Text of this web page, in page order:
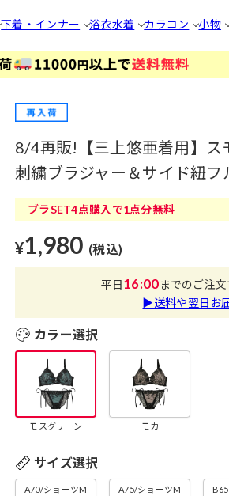
下着・インナー 浴衣水着 カラコン 小物
8/4再販!【三上悠亜着用】ス
刺繍ブラジャー＆サイド紐
ブラSET4点購入で1点分無料
¥1,980 (税込)
平日16:00までのご注
▶送料や翌日お
カラー選択
モスグリーン モカ
サイズ選択
A70/ショーツM A75/ショーツM